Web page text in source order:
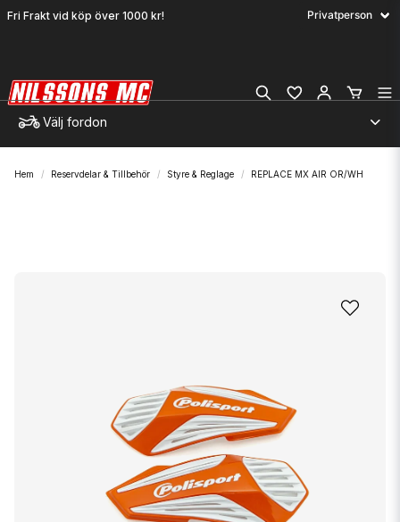
Fri Frakt vid köp över 1000 kr!
Välj fordon
Hem Reservdelar & Tillbehör Styre & Reglage REPLACE MX AIR OR/WH